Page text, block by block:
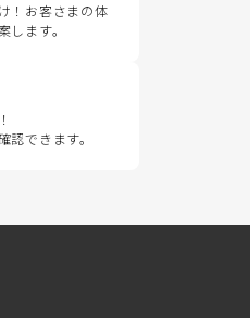
！お客さまの体
ます。
できます。